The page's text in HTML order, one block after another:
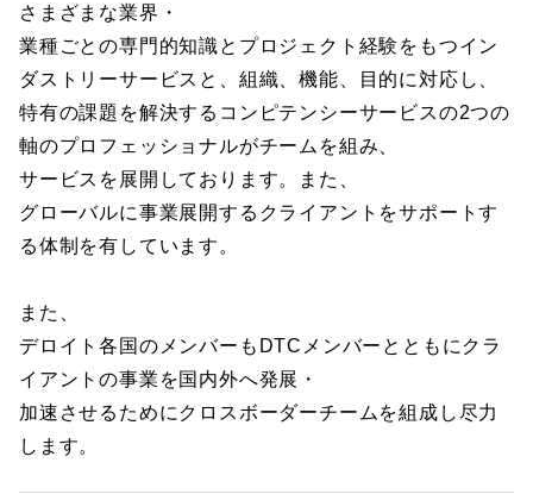
さまざまな業界・
業種ごとの専門的知識とプロジェクト経験をもつイン
ダストリーサービスと、組織、機能、目的に対応し、
特有の課題を解決するコンピテンシーサービスの2つの
軸のプロフェッショナルがチームを組み、
サービスを展開しております。また、
グローバルに事業展開するクライアントをサポートす
る体制を有しています。
また、
デロイト各国のメンバーもDTCメンバーとともにクラ
イアントの事業を国内外へ発展・
加速させるためにクロスボーダーチームを組成し尽力
します。